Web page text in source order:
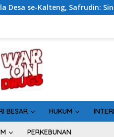
Sinergi Pemerintahan Penting
BESAR HUKUM
PERKEBUNAN